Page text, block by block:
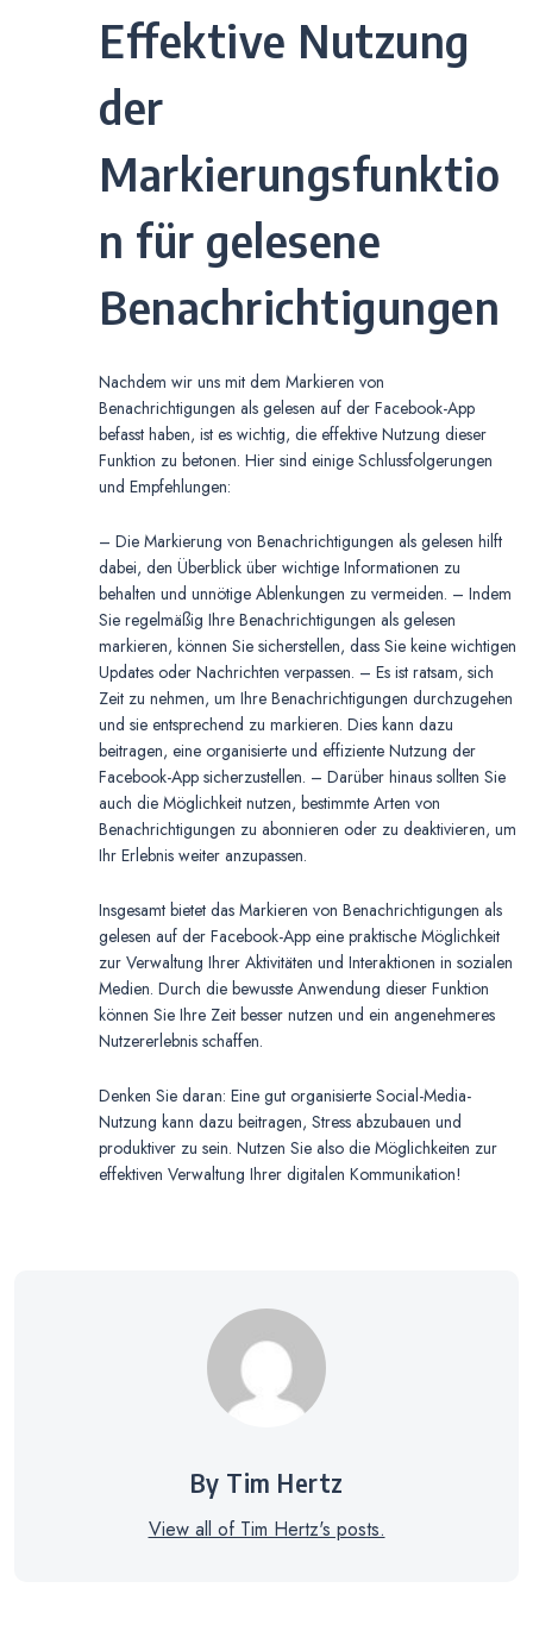
Effektive Nutzung
der
Markierungsfunktio
n für gelesene
Benachrichtigungen
Nachdem wir uns mit dem Markieren von
Benachrichtigungen als gelesen auf der Facebook-App
befasst haben, ist es wichtig, die effektive Nutzung dieser
Funktion zu betonen. Hier sind einige Schlussfolgerungen
und Empfehlungen:
– Die Markierung von Benachrichtigungen als gelesen hilft
dabei, den Überblick über wichtige Informationen zu
behalten und unnötige Ablenkungen zu vermeiden. – Indem
Sie regelmäßig Ihre Benachrichtigungen als gelesen
markieren, können Sie sicherstellen, dass Sie keine wichtigen
Updates oder Nachrichten verpassen. – Es ist ratsam, sich
Zeit zu nehmen, um Ihre Benachrichtigungen durchzugehen
und sie entsprechend zu markieren. Dies kann dazu
beitragen, eine organisierte und effiziente Nutzung der
Facebook-App sicherzustellen. – Darüber hinaus sollten Sie
auch die Möglichkeit nutzen, bestimmte Arten von
Benachrichtigungen zu abonnieren oder zu deaktivieren, um
Ihr Erlebnis weiter anzupassen.
Insgesamt bietet das Markieren von Benachrichtigungen als
gelesen auf der Facebook-App eine praktische Möglichkeit
zur Verwaltung Ihrer Aktivitäten und Interaktionen in sozialen
Medien. Durch die bewusste Anwendung dieser Funktion
können Sie Ihre Zeit besser nutzen und ein angenehmeres
Nutzererlebnis schaffen.
Denken Sie daran: Eine gut organisierte Social-Media-
Nutzung kann dazu beitragen, Stress abzubauen und
produktiver zu sein. Nutzen Sie also die Möglichkeiten zur
effektiven Verwaltung Ihrer digitalen Kommunikation!
By Tim Hertz
View all of Tim Hertz's posts.